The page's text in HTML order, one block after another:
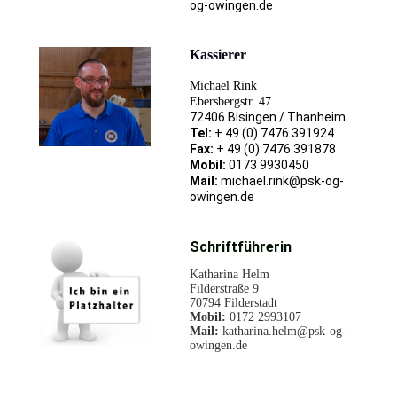
og-owingen.de
Kassierer
Michael Rink
Ebersbergstr. 47
72406 Bisingen / Thanheim
Tel: + 49 (0) 7476 391924
Fax: + 49 (0) 7476 391878
Mobil: 0173 9930450
Mail: michael.rink@psk-og-
owingen.de
Schriftführerin
Katharina Helm
Filderstraße 9
70794 Filderstadt
Mobil: 0172 2993107
Mail: katharina.helm@psk-og-
owingen.de